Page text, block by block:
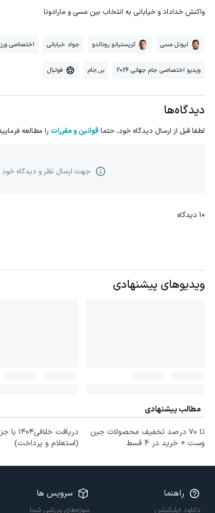
واکنش خداداد و خیابانی به انتخاب بین مسی و مارادونا
لیونل مسی کریستیانو رونالدو جواد خیابانی اختصاصی
ویدیو اختصاصی جام جهانی 2026 بر_جام فوتبال
دیدگاه‌ها
لطفا قبل از ارسال دیدگاه خود، حتماقوانین و مقررات را مطالعه
جهت ارسال نظر و دیدگاه خود
10 دیدگاه
ویدیوهای پیشنهادی
مطالب پیشنهادی
تا 70 درصد تخفیف محصولات جین
وست + خرید در 4 قسط
دریافت
(استعلام و پرداخت)
راهنما
دانلود اپلیکیشن
سرویس ها
سوژه‌های ورزشی شما